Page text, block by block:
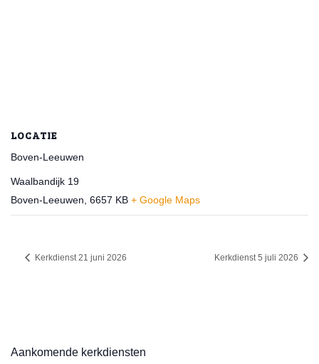
LOCATIE
Boven-Leeuwen
Waalbandijk 19
Boven-Leeuwen 6657 KB + Google Maps
Kerkdienst 21 juni 2026 Kerkdienst 5 juli 2026
Aankomende kerkdiensten